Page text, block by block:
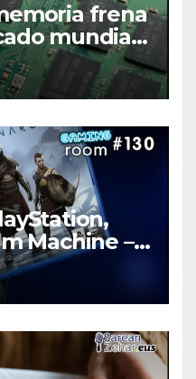
frena
mundial
Machine –